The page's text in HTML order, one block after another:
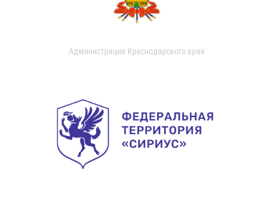
Администрация Краснодарского края